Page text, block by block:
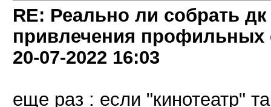
RE: Реально ли собрать
привлечения профильных
20-07-2022 16:03
еще раз : если "кинотеатр"